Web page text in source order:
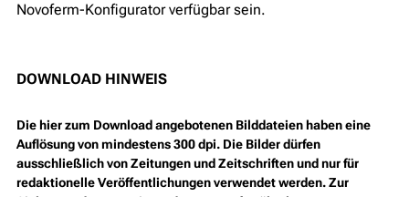
Novoferm-Konfigurator verfügbar sein.
DOWNLOAD HINWEIS
Die hier zum Download angebotenen Bilddateien haben eine
Auflösung von mindestens 300 dpi. Die Bilder dürfen
ausschließlich von Zeitungen und Zeitschriften und nur für
redaktionelle Veröffentlichungen verwendet werden. Zur